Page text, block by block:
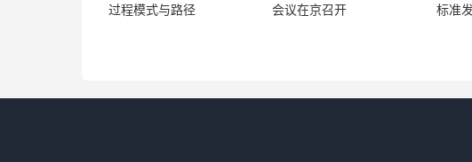
过程模式与路径
会议在京召开
标准